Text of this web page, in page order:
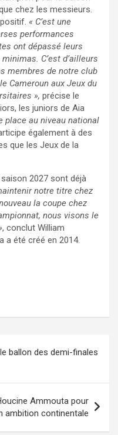
chez les messieurs.
« C’est une
performances
ont dépassé leurs
C’est d’ailleurs
membres de notre club
Cameroun aux Jeux du
», précise le
les juniors de Aia
place au niveau national
également à des
que les Jeux de la
2027 sont déjà
notre titre chez
la coupe chez
nous visons le
, conclut William
a été créé en 2014.
ballon des demi-finales
Ammouta pour
ambition continentale